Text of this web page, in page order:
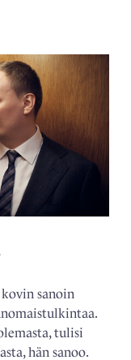
sanoin
tulisi
hän sanoo.